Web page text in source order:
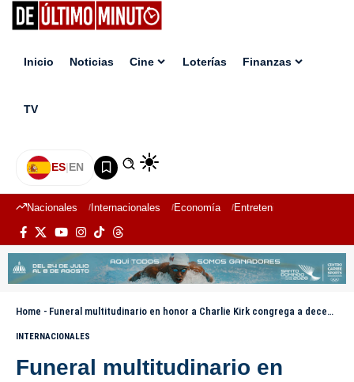
Inicio Noticias Cine Loterías Finanzas
TV
ES|EN
Nacionales Internacionales Economía Entretenimiento
Home - Funeral multitudinario en honor a Charlie Kirk congrega a decenas de miles en Arizona
INTERNACIONALES
Funeral multitudinario en